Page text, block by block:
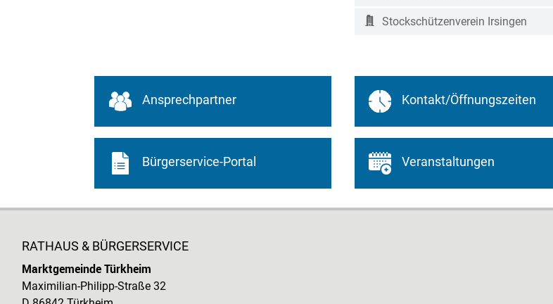
Stockschützenverein Irsingen
Ansprechpartner
Bürgerservice-Portal
Kontakt/Öffnungszeiten
Veranstaltungen
RATHAUS & BÜRGERSERVICE
Marktgemeinde Türkheim
Maximilian-Philipp-Straße 32